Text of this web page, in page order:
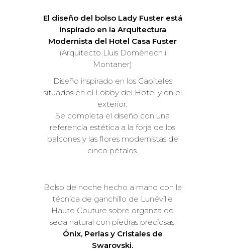
El diseño del bolso Lady Fuster está
inspirado en la Arquitectura
Modernista del Hotel Casa Fuster
(Arquitecto Lluis Domènech i
Montaner)
Diseño inspirado en los Capiteles
situados en el Lobby del Hotel y en el
exterior.
Se completa el diseño con una
referencia estética a la forja de los
balcones y las flores modernistas de
cinco pétalos.
Bolso de noche hecho a mano con la
técnica de ganchillo de Lunéville
Haute Couture sobre organza de
seda natural con piedras preciosas:
Ónix, Perlas y Cristales de
Swarovski.